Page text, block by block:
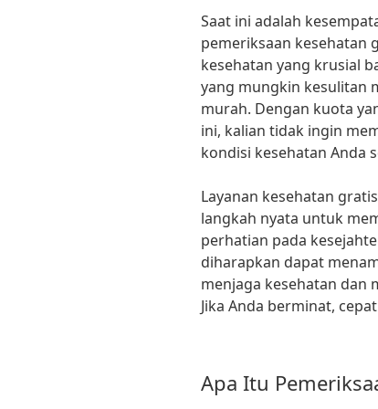
Saat ini adalah
pemeriksaan kesehatan
kesehatan yang krusial
yang mungkin kesulitan
murah. Dengan kuota
ini, kalian tidak ingin
kondisi kesehatan Anda
Layanan kesehatan
langkah nyata untuk
perhatian pada
diharapkan dapat
menjaga kesehatan dan
Jika Anda berminat,
Apa Itu